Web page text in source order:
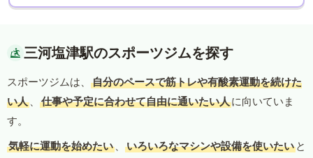
三河塩津駅のスポーツジムを探す
スポーツジムは、
自分のペースで筋トレや有酸素運動を続けた
い人 、 仕事や予定に合わせて自由に通いたい人に向いていま
す。
気軽に運動を始めたい 、 いろいろなマシンや設備を使いたい と